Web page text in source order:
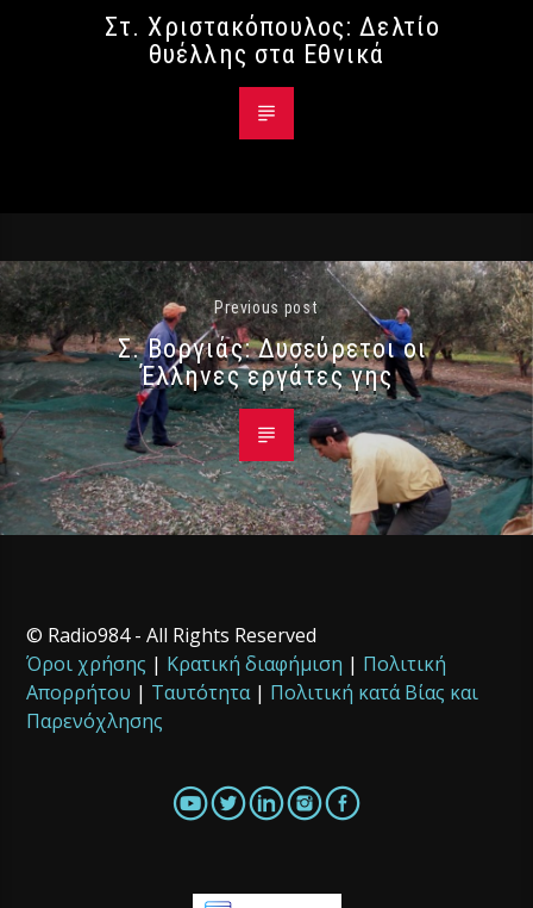
Στ. Χριστακόπουλος: Δελτίο
θυέλλης στα Εθνικά
Previous post
Σ. Βοργιάς: Δυσεύρετοι οι
Έλληνες εργάτες γης
© Radio984 - All Rights Reserved
Όροι χρήσης | Κρατική διαφήμιση | Πολιτική
Απορρήτου | Ταυτότητα| Πολιτική κατά Βίας και
Παρενόχλησης